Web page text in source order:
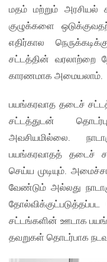
மதம் மற்றும் அரசியல்
குழுக்களை
எதிர்கால
சட்டத்தின் வரலாற்றை
காரணமாக அமையலாம்.
பயங்கரவாத தடைச்
சட்டத்துடன்
அவசியமில்லை.
பயங்கரவாதத் தடைச்
செய்ய முடியும்.
வேண்டும் அல்லது
சட்டங்களின் ஊடாக
தவறுகள் தொடர்பாக